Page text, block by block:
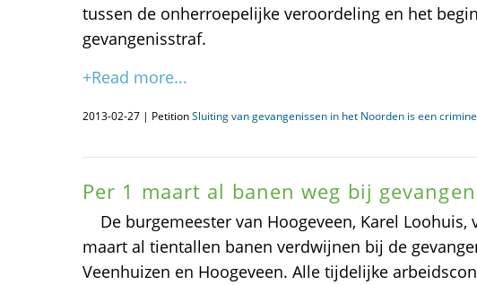
tussen de onherroepelijke veroordeling en het
gevangenisstraf.
+Read more...
2013-02-27 | PetitionSluiting van gevangenissen in het Noorden is een
Per 1 maart al banen weg bij
De burgemeester van Hoogeveen, Karel Loohuis,
maart al tientallen banen verdwijnen bij de
Veenhuizen en Hoogeveen. Alle tijdelijke